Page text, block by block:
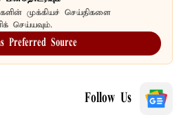
முக்கியச் செய்திகளை
செய்யவும்.
Preferred Source
Follow Us